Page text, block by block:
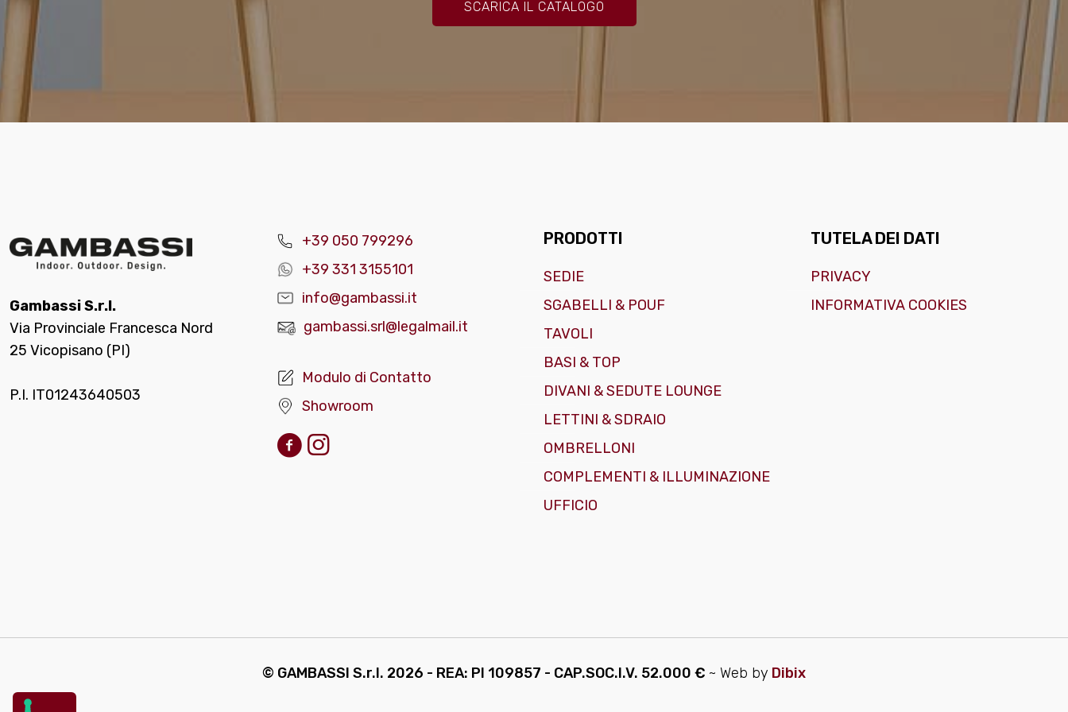
SCARICA IL CATALOGO
Gambassi S.r.l.
Via Provinciale Francesca Nord
25 Vicopisano (PI)
P.I. IT01243640503
+39 050 799296
+39 331 3155101
info@gambassi.it
gambassi.srl@legalmail.it
Modulo di Contatto
Showroom
PRODOTTI
SEDIE
SGABELLI & POUF
TAVOLI
BASI & TOP
DIVANI & SEDUTE LOUNGE
LETTINI & SDRAIO
OMBRELLONI
COMPLEMENTI & ILLUMINAZIONE
UFFICIO
TUTELA DEI DATI
PRIVACY
INFORMATIVA COOKIES
© GAMBASSI S.r.l. 2026 - REA: PI 109857 - CAP.SOC.I.V. 52.000 € ~ Web by Dibix